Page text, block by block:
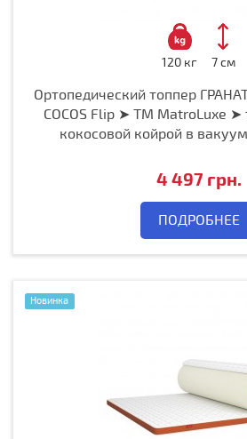
120 кг 7 см
Ортопедический топпер
COCOS Flip ➤ ТМ MatroLuxe ➤
кокосовой койрой в
4 497 грн.
ПОДРОБНЕЕ
Новинка